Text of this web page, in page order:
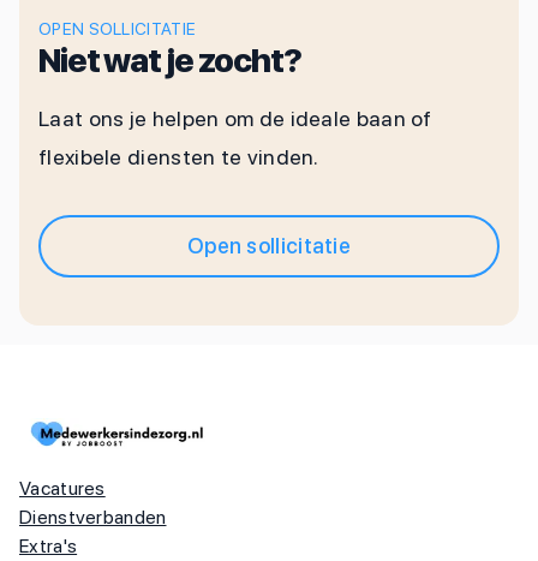
OPEN SOLLICITATIE
Niet wat je zocht?
Laat ons je helpen om de ideale baan of
flexibele diensten te vinden.
Open sollicitatie
Vacatures
Dienstverbanden
Extra's